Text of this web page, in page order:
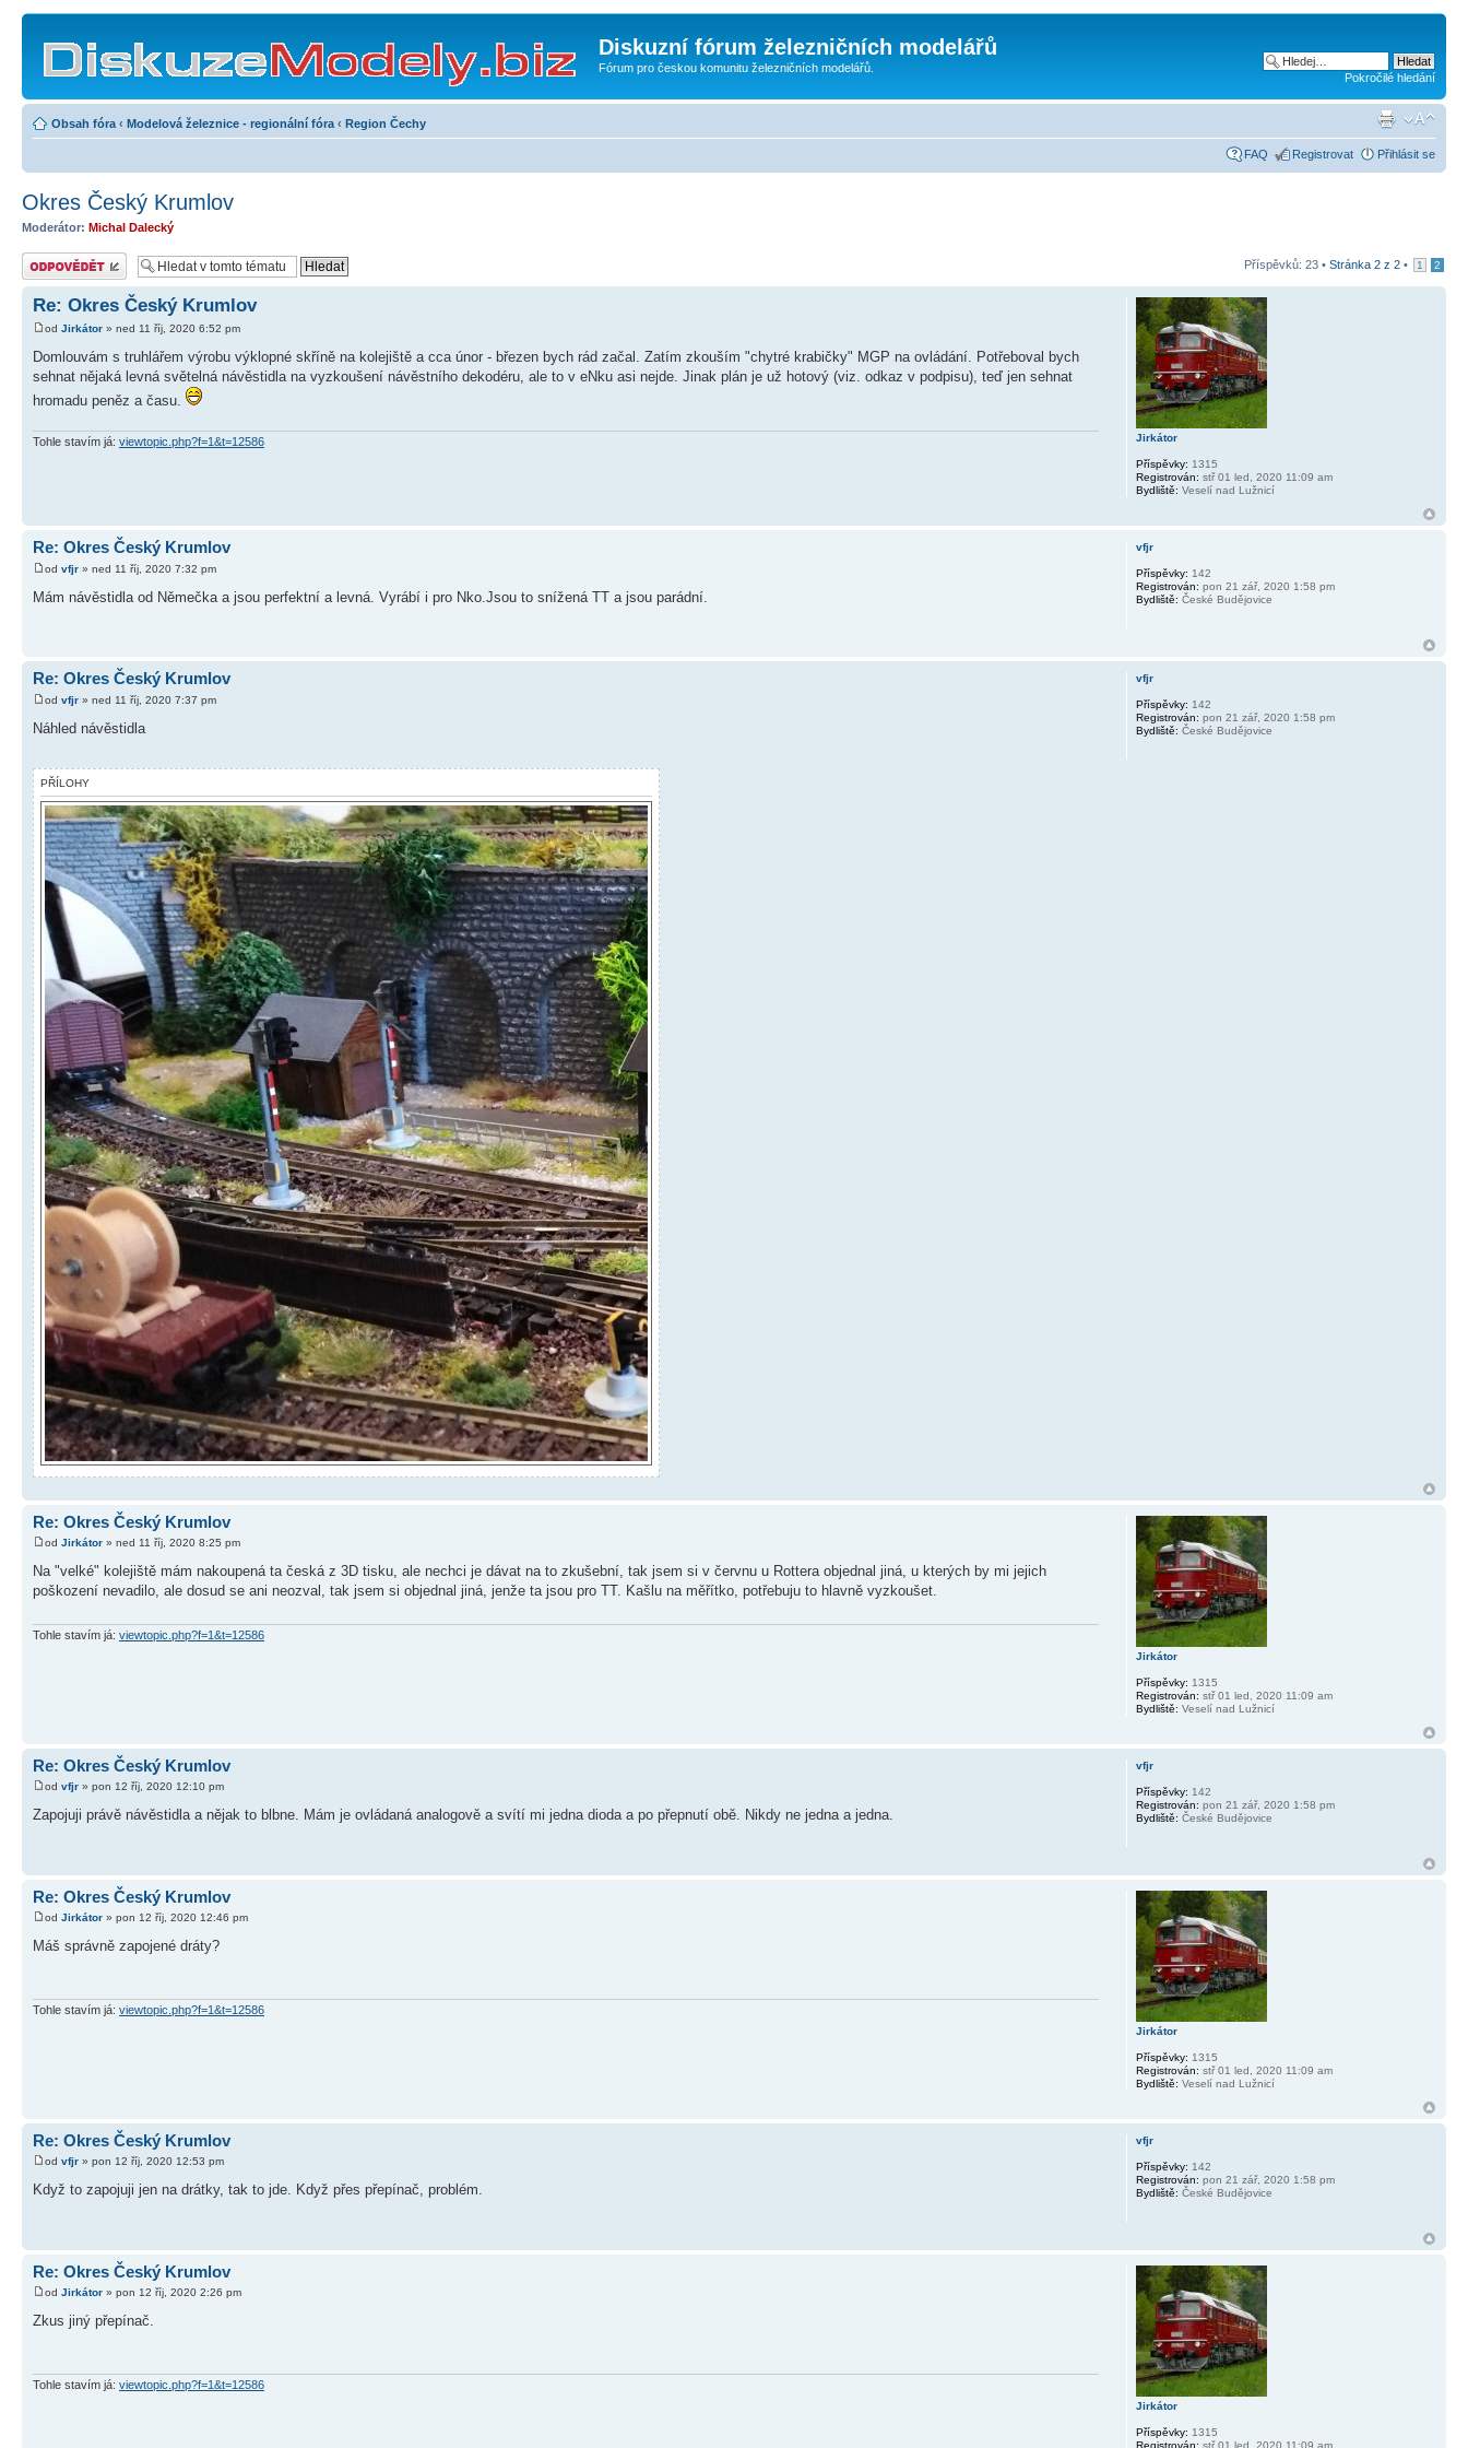
Diskuzní fórum železničních modelářů
Fórum pro českou komunitu železničních modelářů.
Pokročilé hledání
Obsah fóra ‹ Modelová železnice - regionální fóra ‹ Region Čechy
FAQ Registrovat Přihlásit se
Okres Český Krumlov
Moderátor: Michal Dalecký
Odeslat odpověď Příspěvků: 23 • Stránka 2 z 2 • 1 2
Re: Okres Český Krumlov
od Jirkátor » ned 11 říj, 2020 6:52 pm
Domlouvám s truhlářem výrobu výklopné skříně na kolejiště a cca únor - březen bych rád začal. Zatím zkouším "chytré krabičky" MGP na ovládání. Potřeboval bych
sehnat nějaká levná světelná návěstidla na vyzkoušení návěstního dekodéru, ale to v eNku asi nejde. Jinak plán je už hotový (viz. odkaz v podpisu), teď jen sehnat
hromadu peněz a času.
Tohle stavím já: viewtopic.php?f=1&t=12586 Jirkátor
Příspěvky: 1315
Registrován: stř 01 led, 2020 11:09 am
Bydliště: Veselí nad Lužnicí
Re: Okres Český Krumlov
od vfjr » ned 11 říj, 2020 7:32 pm
Mám návěstidla od Němečka a jsou perfektní a levná. Vyrábí i pro Nko.Jsou to snížená TT a jsou parádní.
vfjr
Příspěvky: 142
Registrován: pon 21 zář, 2020 1:58 pm
Bydliště: České Budějovice
Re: Okres Český Krumlov
od vfjr » ned 11 říj, 2020 7:37 pm
Náhled návěstidla
PŘÍLOHY
vfjr
Příspěvky: 142
Registrován: pon 21 zář, 2020 1:58 pm
Bydliště: České Budějovice
Re: Okres Český Krumlov
od Jirkátor » ned 11 říj, 2020 8:25 pm
Na "velké" kolejiště mám nakoupená ta česká z 3D tisku, ale nechci je dávat na to zkušební, tak jsem si v červnu u Rottera objednal jiná, u kterých by mi jejich
poškození nevadilo, ale dosud se ani neozval, tak jsem si objednal jiná, jenže ta jsou pro TT. Kašlu na měřítko, potřebuju to hlavně vyzkoušet.
Tohle stavím já: viewtopic.php?f=1&t=12586
Jirkátor
Příspěvky: 1315
Registrován: stř 01 led, 2020 11:09 am
Bydliště: Veselí nad Lužnicí
Re: Okres Český Krumlov
od vfjr » pon 12 říj, 2020 12:10 pm
Zapojuji právě návěstidla a nějak to blbne. Mám je ovládaná analogově a svítí mi jedna dioda a po přepnutí obě. Nikdy ne jedna a jedna.
vfjr
Příspěvky: 142
Registrován: pon 21 zář, 2020 1:58 pm
Bydliště: České Budějovice
Re: Okres Český Krumlov
od Jirkátor » pon 12 říj, 2020 12:46 pm
Máš správně zapojené dráty?
Tohle stavím já: viewtopic.php?f=1&t=12586
Jirkátor
Příspěvky: 1315
Registrován: stř 01 led, 2020 11:09 am
Bydliště: Veselí nad Lužnicí
Re: Okres Český Krumlov
od vfjr » pon 12 říj, 2020 12:53 pm
Když to zapojuji jen na drátky, tak to jde. Když přes přepínač, problém.
vfjr
Příspěvky: 142
Registrován: pon 21 zář, 2020 1:58 pm
Bydliště: České Budějovice
Re: Okres Český Krumlov
od Jirkátor » pon 12 říj, 2020 2:26 pm
Zkus jiný přepínač.
Tohle stavím já: viewtopic.php?f=1&t=12586
Jirkátor
Příspěvky: 1315
Registrován: stř 01 led, 2020 11:09 am